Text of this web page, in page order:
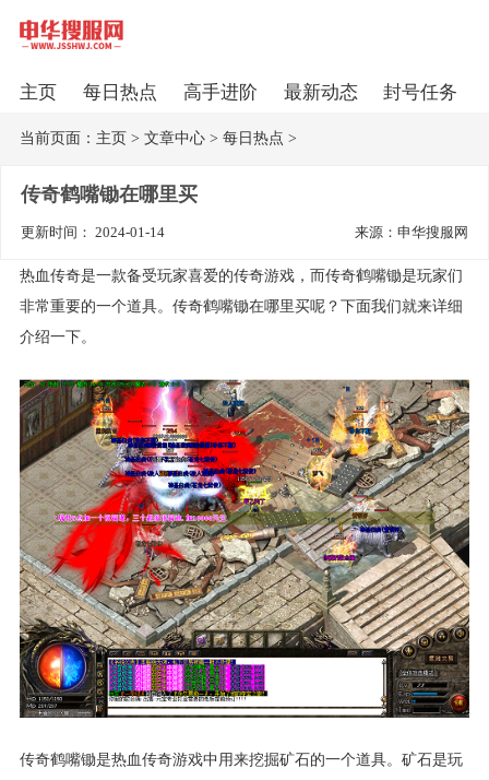
主页 每日热点 高手进阶 最新动态 封号任务
当前页面： 主页> 文章中心> 每日热点 >
传奇鹤嘴锄在哪里买
更新时间： 2024-01-14 来源：申华搜服网
热血传奇是一款备受玩家喜爱的传奇游戏，而传奇鹤嘴锄是玩家们
非常重要的一个道具。传奇鹤嘴锄在哪里买呢？下面我们就来详细
介绍一下。
传奇鹤嘴锄是热血传奇游戏中用来挖掘矿石的一个道具。矿石是玩